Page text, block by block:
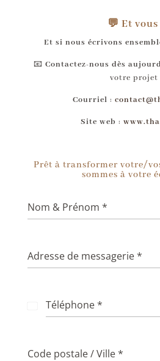
💬 Et vous
Et si nous écrivons
📧 Contactez-nous dès
votre projet
Courriel :
Site web :
Prêt à transformer votre/
sommes à votre
Nom & Prénom *
Adresse de messagerie*
Téléphone*
n
Code postale / Ville*